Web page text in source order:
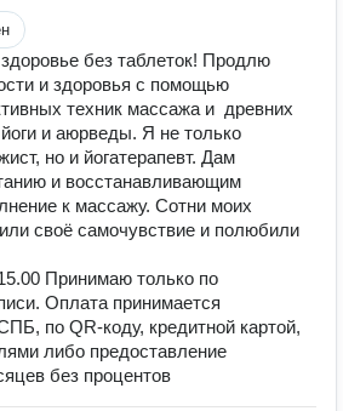
без таблеток! Продлю
и здоровья с помощью
техник массажа и древних
и аюрведы. Я не только
но и йогатерапевт. Дам
и восстанавливающим
к массажу. Сотни моих
своё самочувствие и полюбили
Принимаю только по
Оплата принимается
по QR-коду, кредитной картой,
либо предоставление
без процентов